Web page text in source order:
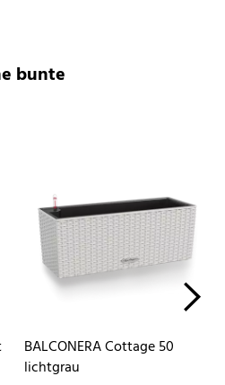
bunte
BALCONERA Cottage 50
lichtgrau